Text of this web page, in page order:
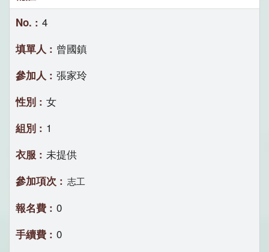
4
曾國鎮
張家玲
女
1
未提供
志工
0
0